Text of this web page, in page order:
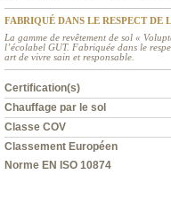
FABRIQUÉ DANS LE RESPECT DE
La gamme de revêtement de sol «
l’écolabel GUT. Fabriquée dans le
art de vivre sain et responsable.
Certification(s)
Chauffage par le sol
Classe COV
Classement Européen
Norme EN ISO 10874